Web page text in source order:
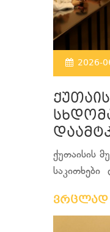
2026-
ქუთაისის
საკითხები
ვრცლად